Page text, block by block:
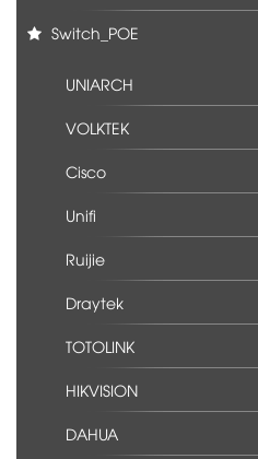
Switch_POE
UNIARCH
VOLKTEK
Cisco
Unifi
Ruijie
Draytek
TOTOLINK
HIKVISION
DAHUA